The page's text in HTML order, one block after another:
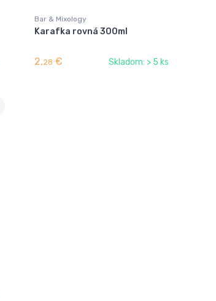
Bar & Mixology
Karafka rovná 300ml
2,28 € Skladom: > 5 ks